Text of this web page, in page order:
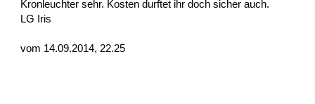
Kronleuchter sehr. Kosten durftet ihr doch sicher auch.
LG Iris
vom 14.09.2014, 22.25